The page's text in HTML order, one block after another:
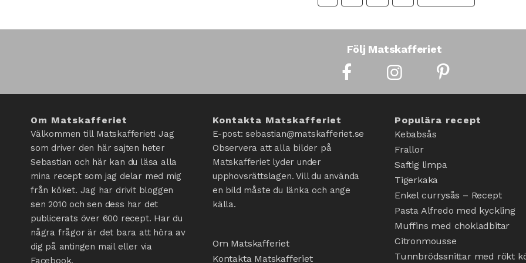
Följ Matskafferiet
Om Matskafferiet
Välkommen till Matskafferiet! Jag
som driver den här sajten heter
Sebastian och här kan du läsa alla
mina recept som jag delar med mig
från köket. Jag har drivit bloggen
sen 2010 och sen dess har det
publicerats över 600 recept. Har du
några frågor är det bara att höra av
dig på antingen mail eller via
Facebook.
Kontakta Matskafferiet
E-post: sebastian@matskafferiet.se
Observera att alla bilder på
Matskafferiet lyder under
upphovsrättslagen. Vill du använda
en bild måste du länka och ange
källa.
Om Matskafferiet
Kontakta Matskafferiet
Populära recept
Kebabsås
Frallor
Saftig limpa
Tigerkaka
Enkel currysås – Recept
Pasta Alfredo med kyckling
Muffins med chokladbitar
Citronmousse
Tunnbrödssnittar med rökt